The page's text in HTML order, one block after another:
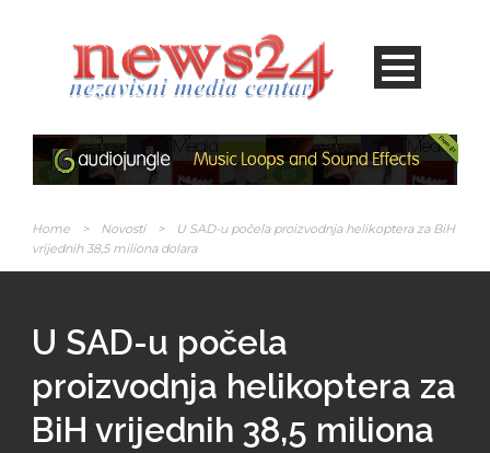
Home > Novosti >
U SAD-u počela proizvodnja helikoptera za BiH
vrijednih 38,5 miliona dolara
U SAD-u počela
proizvodnja helikoptera za
BiH vrijednih 38,5 miliona